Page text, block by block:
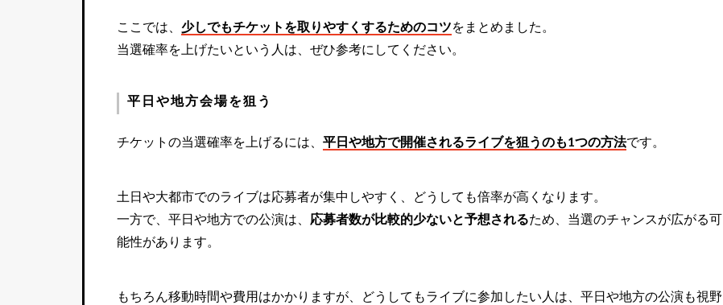
ここでは、 少しでもチケットを取りやすくするためのコツをまとめました。
当選確率を上げたいという人は、ぜひ参考にしてください。
平日や地方会場を狙う
チケットの当選確率を上げるには、 平日や地方で開催されるライブを狙うのも1つの方法です。
土日や大都市でのライブは応募者が集中しやすく、どうしても倍率が高くなります。
一方で、平日や地方での公演は、 応募者数が比較的少ないと予想されるため、当選のチャンスが広がる可
能性があります。
もちろん移動時間や費用はかかりますが、どうしてもライブに参加したい人は、平日や地方の公演も視野